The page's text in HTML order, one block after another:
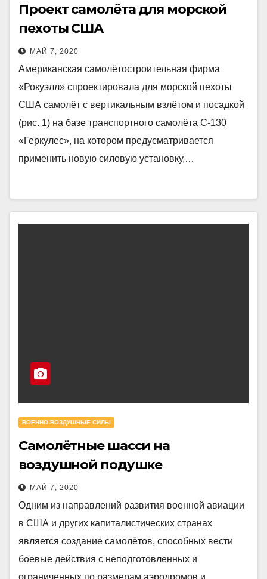
Проект самолёта для морской
пехоты США
МАЙ 7, 2020
Американская самолётостроительная фирма
«Рокуэлл» спроектировала для морской пехоты
США самолёт с вертикальным взлётом и посадкой
(рис. 1) на базе транспортного самолёта С-130
«Геркулес», на котором предусматривается
применить новую силовую установку,…
ВОЕННО-ВОЗДУШНЫЕ СИЛЫ
Самолётные шасси на
воздушной подушке
МАЙ 7, 2020
Одним из направлений развития военной авиации
в США и других капиталистических странах
является создание самолётов, способных вести
боевые действия с неподготовленных и
ограниченных по размерам аэродромов и